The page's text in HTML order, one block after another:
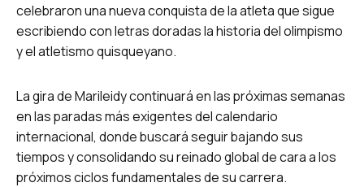
celebraron una nueva conquista de la atleta que sigue
escribiendo con letras doradas la historia del olimpismo
y el atletismo quisqueyano.
La gira de Marileidy continuará en las próximas semanas
en las paradas más exigentes del calendario
internacional, donde buscará seguir bajando sus
tiempos y consolidando su reinado global de cara a los
próximos ciclos fundamentales de su carrera.